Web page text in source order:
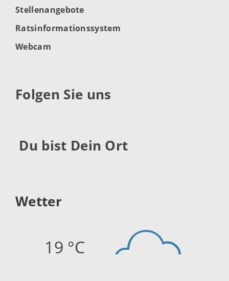
Stellenangebote
Ratsinformationssystem
Webcam
Folgen Sie uns
Du bist Dein Ort
Wetter
19 °C